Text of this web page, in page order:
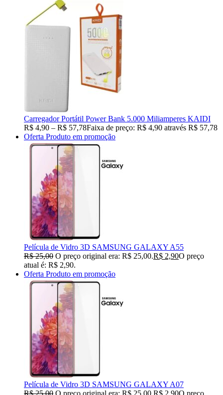
Carregador Portátil Power Bank 5.000 Miliamperes KAIDI
R$ 4,90 – R$ 57,78Faixa de preço: R$ 4,90 através R$ 57,78
Oferta Produto em promoção
Película de Vidro 3D SAMSUNG GALAXY A55
R$25,00 O preço original era: R$ 25,00.R$ 2,90O preço
atual é: R$ 2,90.
Oferta Produto em promoção
Película de Vidro 3D SAMSUNG GALAXY A07